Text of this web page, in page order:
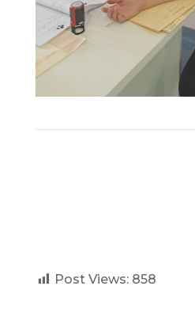
Post Views: 858